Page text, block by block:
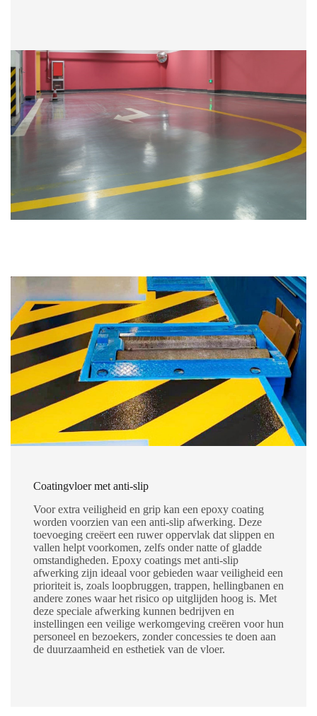
Coatingvloer met anti-slip
Voor extra veiligheid en grip kan een epoxy coating
worden voorzien van een anti-slip afwerking. Deze
toevoeging creëert een ruwer oppervlak dat slippen en
vallen helpt voorkomen, zelfs onder natte of gladde
omstandigheden. Epoxy coatings met anti-slip
afwerking zijn ideaal voor gebieden waar veiligheid een
prioriteit is, zoals loopbruggen, trappen, hellingbanen en
andere zones waar het risico op uitglijden hoog is. Met
deze speciale afwerking kunnen bedrijven en
instellingen een veilige werkomgeving creëren voor hun
personeel en bezoekers, zonder concessies te doen aan
de duurzaamheid en esthetiek van de vloer.